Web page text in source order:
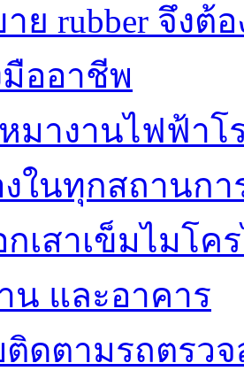
ย rubber จึง
มืออาชีพ
มางานไฟฟ้า
งในทุกสถานก
เสาเข็มไมโค
น และอาคาร
ติดตามรถตรว